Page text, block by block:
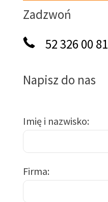
Zadzwoń
52 326 00 81
Napisz do nas
Imię i nazwisko
Firma